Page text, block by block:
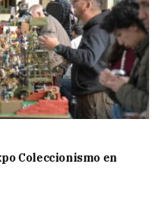
Coleccionismo en